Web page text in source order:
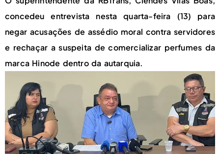
concedeu entrevista nesta quarta-feira (13) para
negar acusações de assédio moral contra servidores
e rechaçar a suspeita de comercializar perfumes da
marca Hinode dentro da autarquia.